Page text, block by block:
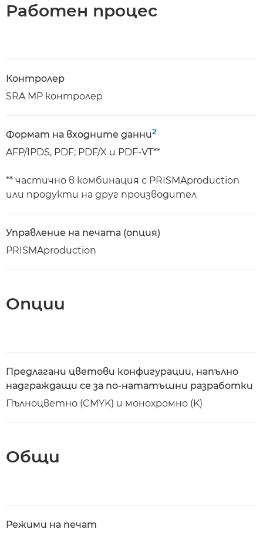
Работен процес
Контролер
SRA MP контролер
Формат на входните данни2
AFP/IPDS, PDF; PDF/X и PDF-VT**
** частично в комбинация с PRISMAproduction
или продукти на друг производител
Управление на печата (опция)
PRISMAproduction
Опции
Предлагани цветови конфигурации, напълно
надграждащи се за по-нататъшни разработки
Пълноцветно (CMYK) и монохромно (K)
Общи
Режими на печат